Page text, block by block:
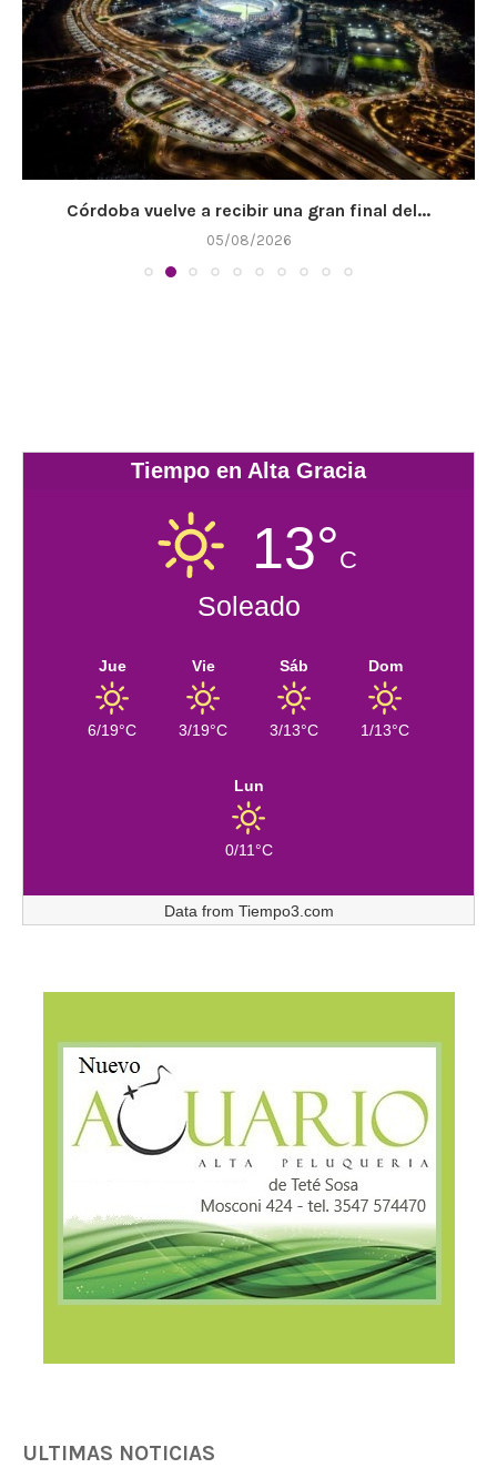
Córdoba vuelve a recibir una gran final del...
05/08/2026
Tiempo en Alta Gracia
13°C
Soleado
Jue
6/19°C
Vie
3/19°C
Sáb
3/13°C
Dom
1/13°C
Lun
0/11°C
Data from Tiempo3.com
ULTIMAS NOTICIAS